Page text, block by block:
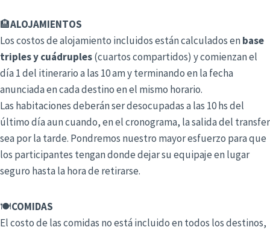
🏨ALOJAMIENTOS
Los costos de alojamiento incluidos están calculados enbase
triples y cuádruples(cuartos compartidos) y comienzan el
día 1 del itinerario a las 10 am y terminando en la fecha
anunciada en cada destino en el mismo horario.
Las habitaciones deberán ser desocupadas a las 10 hs del
último día aun cuando, en el cronograma, la salida del transfer
sea por la tarde. Pondremos nuestro mayor esfuerzo para que
los participantes tengan donde dejar su equipaje en lugar
seguro hasta la hora de retirarse.
🍽️COMIDAS
El costo de las comidas no está incluido en todos los destinos,